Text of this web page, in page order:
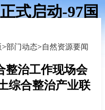
式启动-97国
>部门动态>自然资源要闻
整治工作现场会
综合整治产业联